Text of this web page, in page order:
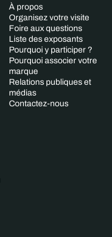
À propos
Organisez votre visite
Foire aux questions
Liste des exposants
Pourquoi y participer ?
Pourquoi associer votre
marque
Relations publiques et
médias
Contactez-nous